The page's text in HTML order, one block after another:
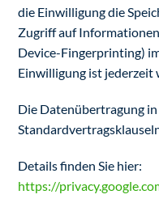
die Einwilligung die
Zugriff auf
Device-Fingerprinting)
Einwilligung ist jederzeit
Die Datenübertragung
Details finden Sie hier:
https://